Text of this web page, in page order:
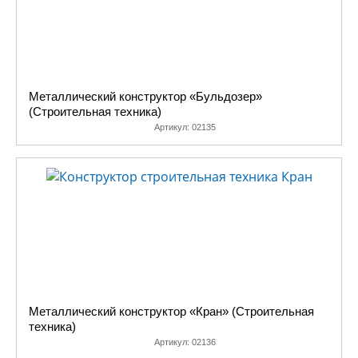
Металлический конструктор «Бульдозер»
(Строительная техника)
Артикул: 02135
Металлический конструктор «Кран» (Строительная
техника)
Артикул: 02136